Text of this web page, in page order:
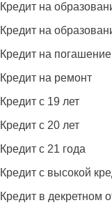
Кредит на
Кредит на
Кредит на
Кредит на ремонт
Кредит с 19 лет
Кредит с 20 лет
Кредит с 21 года
Кредит с высокой
Кредит в декретном